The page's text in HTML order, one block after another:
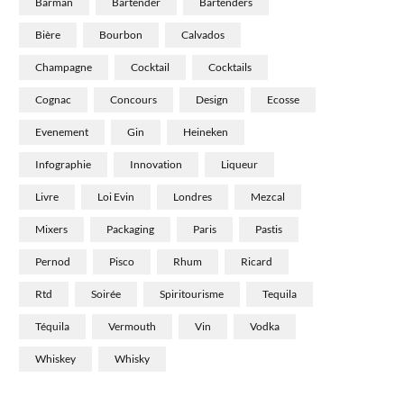
Bière Bourbon Calvados
Champagne Cocktail Cocktails
Cognac Concours Design Ecosse
Evenement Gin Heineken
Infographie Innovation Liqueur
Livre Loi Evin Londres Mezcal
Mixers Packaging Paris Pastis
Pernod Pisco Rhum Ricard
Rtd Soirée Spiritourisme Tequila
Téquila Vermouth Vin Vodka
Whiskey Whisky